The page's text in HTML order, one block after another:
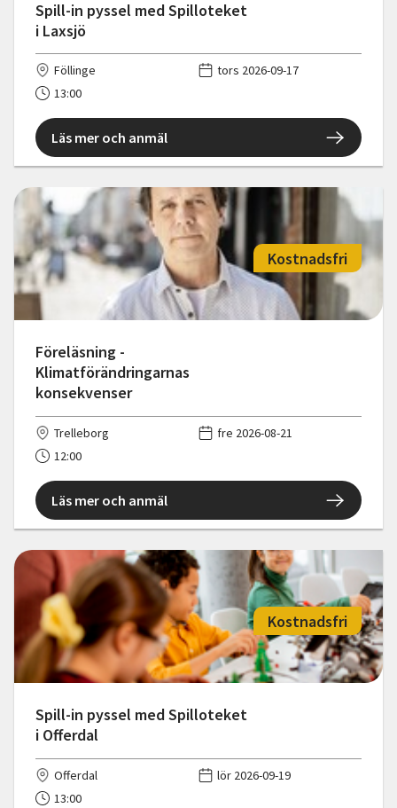
Spill-in pyssel med Spilloteket
i Laxsjö
Föllinge
tors 2026-09-17
13:00
Läs mer och anmäl
Föreläsning -
Klimatförändringarnas
konsekvenser
Kostnadsfri
Trelleborg
fre 2026-08-21
12:00
Läs mer och anmäl
Spill-in pyssel med Spilloteket
i Offerdal
Kostnadsfri
Offerdal
lör 2026-09-19
13:00